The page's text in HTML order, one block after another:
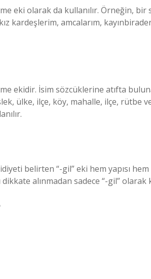
eki olarak da kullanılır. Örneğin, bir
kardeşlerim, amcalarım,
ekidir. İsim sözcüklerine atıfta
ülke, ilçe, köy, mahalle, ilçe, rütbe
belirten “-gil” eki hem yapısı hem
alınmadan sadece “-gil” olarak